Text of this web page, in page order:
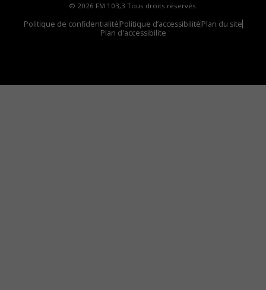
© 2026 FM 103,3 Tous droits réservés.
Politique de confidentialitéPolitique d’accessibilitéPlan du site
Plan d'accessibilite